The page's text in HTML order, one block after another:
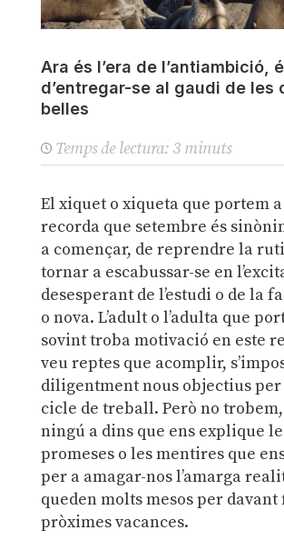
Ara és l’era de l’antiambició,
d’entregar-se al gaudi de les
belles
Temps de lectura: 3 minuts
El xiquet o xiqueta que portem
recorda que setembre és
a començar, de reprendre la
tornar a escabussar-se en
desesperant de l’estudi o de la
o nova. L’adult o l’adulta que
sovint troba motivació en este
veu reptes que acomplir,
diligentment nous objectius per
cicle de treball. Però no
ningú a dins que ens explique
promeses o les mentires que
per a amagar-nos l’amarga
queden molts mesos per davant
pròximes vacances.